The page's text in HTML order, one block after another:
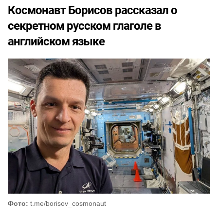
Космонавт Борисов рассказал о
секретном русском глаголе в
английском языке
Фото: t.me/borisov_cosmonaut